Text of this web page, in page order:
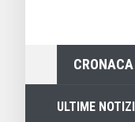
CRONACA
ULTIME
Viaggi di